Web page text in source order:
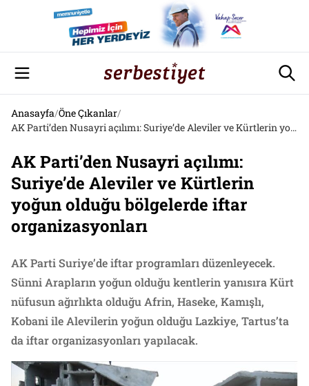
Anasayfa/Öne Çıkanlar/
AK Parti’den Nusayri açılımı: Suriye’de Aleviler ve Kürtlerin yoğun olduğu bölgelerde iftar organizasyonları
AK Parti’den Nusayri açılımı:
Suriye’de Aleviler ve Kürtlerin
yoğun olduğu bölgelerde iftar
organizasyonları
AK Parti Suriye’de iftar programları düzenleyecek.
Sünni Arapların yoğun olduğu kentlerin yanısıra Kürt
nüfusun ağırlıkta olduğu Afrin, Haseke, Kamışlı,
Kobani ile Alevilerin yoğun olduğu Lazkiye, Tartus’ta
da iftar organizasyonları yapılacak.